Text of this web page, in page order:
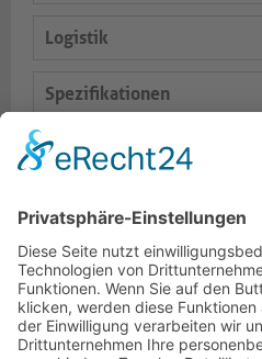
Logistik
Spezifikationen
Lieferumfang
Varianten
Dokumente